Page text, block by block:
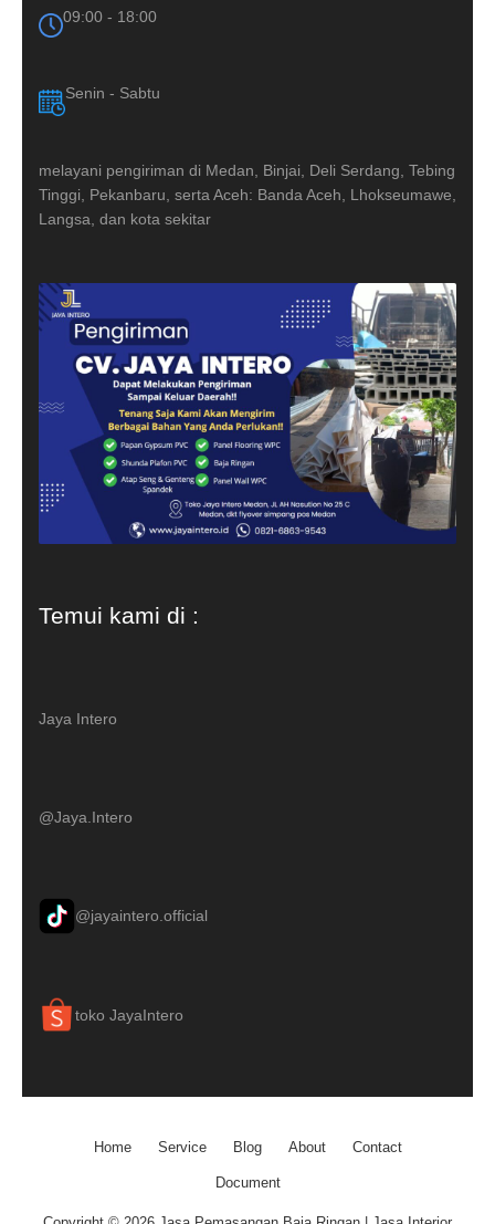
09:00 - 18:00
Senin - Sabtu
melayani pengiriman di Medan, Binjai, Deli Serdang, Tebing
Tinggi, Pekanbaru, serta Aceh: Banda Aceh, Lhokseumawe,
Langsa, dan kota sekitar
Temui kami di :
Jaya Intero
@Jaya.Intero
@jayaintero.official
toko JayaIntero
Home Service Blog About Contact
Document